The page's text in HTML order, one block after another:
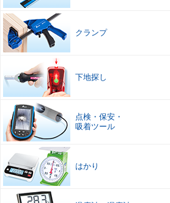
クランプ
下地探し
点検 ・ 保安 ・
吸着ツール
はかり